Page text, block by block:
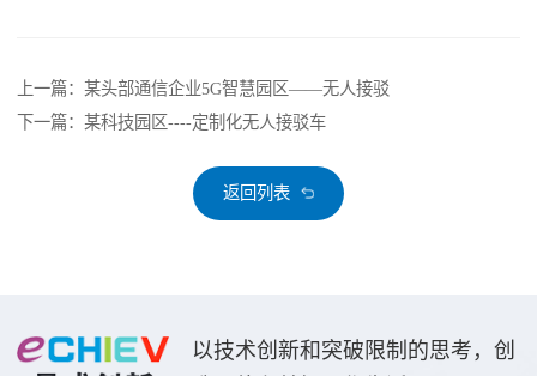
上一篇：某头部通信企业5G智慧园区——无人接驳
下一篇：某科技园区----定制化无人接驳车
返回列表
以技术创新和突破限制的思考，创